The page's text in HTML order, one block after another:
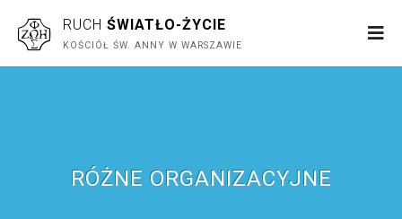
RUCH ŚWIATŁO-ŻYCIE
KOŚCIÓŁ ŚW. ANNY W WARSZAWIE
RÓŻNE ORGANIZACYJNE